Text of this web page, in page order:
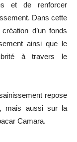
et de renforcer
Dans cette
d’un fonds
ainsi que le
à travers le
repose
mais aussi sur la
Camara.